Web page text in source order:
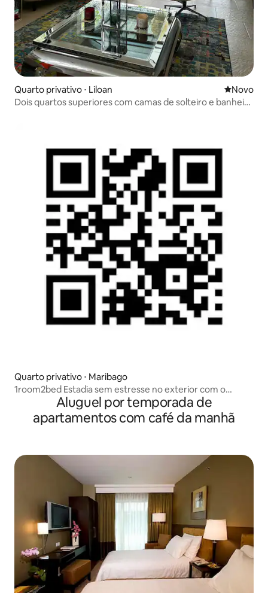
Quarto privativo ⋅ Liloan Novo
Novo
Dois quartos superiores com camas de solteiro e banheiro
Quarto privativo ⋅ Maribago
1room2bed Estadia sem estresse no exterior com o
proprietário japonês! Casa compartilhada conveniente
para estadias de longa duração!
Aluguel por temporada de
apartamentos com café da manhã